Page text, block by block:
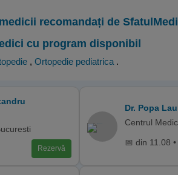
recomandați de
cu program disponibil
, Ortopedie pediatrica .
Rezervă
Dr. Popa
Centrul
📅 din 11.08